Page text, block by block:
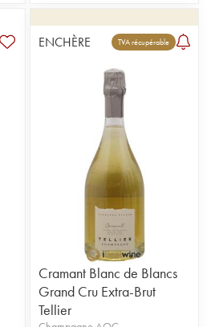
ENCHÈRE TVA récupérable
Cramant Blanc de Blancs
Grand Cru Extra-Brut
Tellier